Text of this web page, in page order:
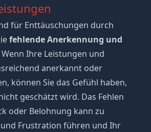
für Enttäuschungen durch
fehlende Anerkennung und
Wenn Ihre Leistungen und
anerkannt oder
können Sie das Gefühl haben,
geschätzt wird. Das Fehlen
oder Belohnung kann zu
Frustration führen und Ihr